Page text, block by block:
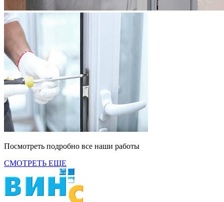
Посмотреть подробно все наши работы
СМОТРЕТЬ ЕЩЕ